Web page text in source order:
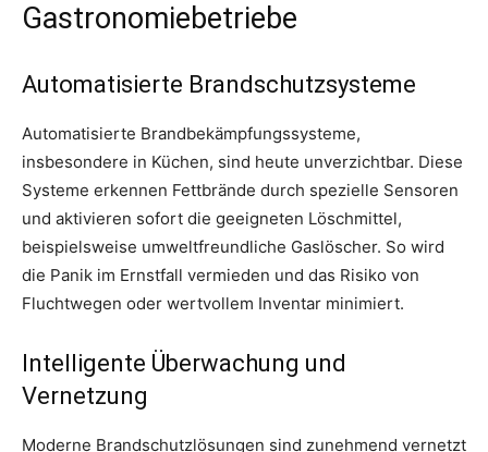
Gastronomiebetriebe
Automatisierte Brandschutzsysteme
Automatisierte Brandbekämpfungssysteme,
insbesondere in Küchen, sind heute unverzichtbar. Diese
Systeme erkennen Fettbrände durch spezielle Sensoren
und aktivieren sofort die geeigneten Löschmittel,
beispielsweise umweltfreundliche Gaslöscher. So wird
die Panik im Ernstfall vermieden und das Risiko von
Fluchtwegen oder wertvollem Inventar minimiert.
Intelligente Überwachung und
Vernetzung
Moderne Brandschutzlösungen sind zunehmend vernetzt